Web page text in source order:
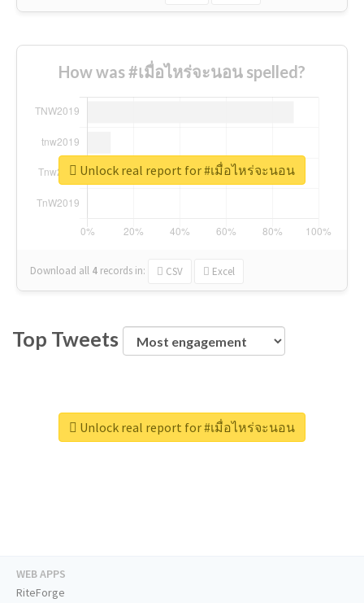
How was #เมื่อไหร่จะนอน spelled?
Download all 4 records in: CSV Excel
Unlock real report for #เมื่อไหร่จะนอน
Top Tweets
Unlock real report for #เมื่อไหร่จะนอน
WEB APPS
RiteForge